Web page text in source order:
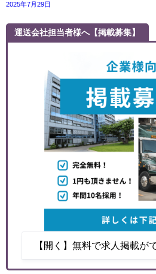
2025年7月29日
運送会社担当者様へ【掲載募集】
【開く】無料で求人掲載が